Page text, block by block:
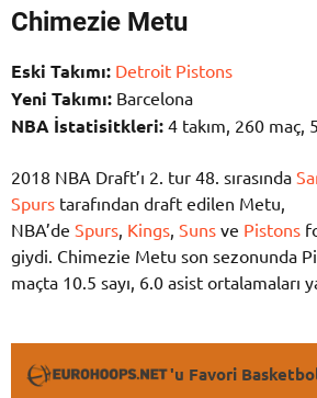
Chimezie Metu
Eski Takımı: Detroit Pistons
Yeni Takımı: Barcelona
NBA İstatisitkleri: 4 takım, 260 maç,
2018 NBA Draft’ı 2. tur 48. sırasında
Spurs tarafından draft edilen Metu,
NBA’de Spurs Kings Suns ve Pistons
giydi. Chimezie Metu son sezonunda
maçta 10.5 sayı, 6.0 asist ortalamaları
'u Favori